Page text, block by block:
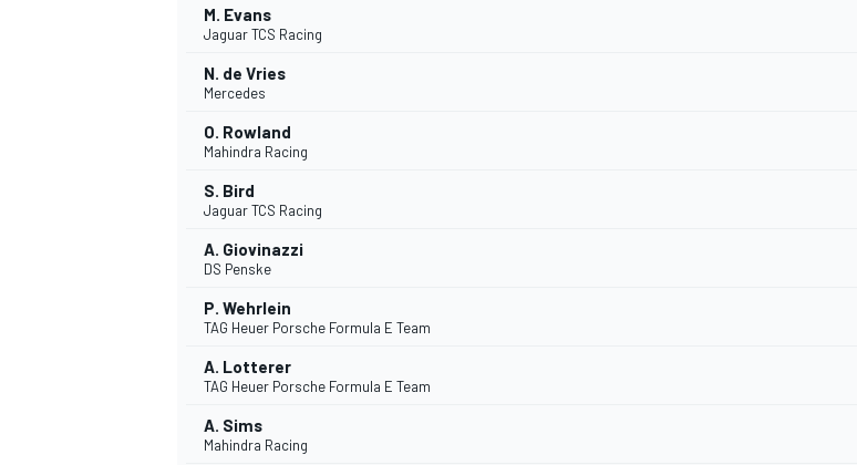
M. Evans
Jaguar TCS Racing
N. de Vries
Mercedes
O. Rowland
Mahindra Racing
S. Bird
Jaguar TCS Racing
A. Giovinazzi
DS Penske
P. Wehrlein
TAG Heuer Porsche Formula E Team
A. Lotterer
TAG Heuer Porsche Formula E Team
A. Sims
Mahindra Racing